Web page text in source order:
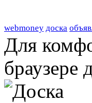
webmoney доска
Для
браузере